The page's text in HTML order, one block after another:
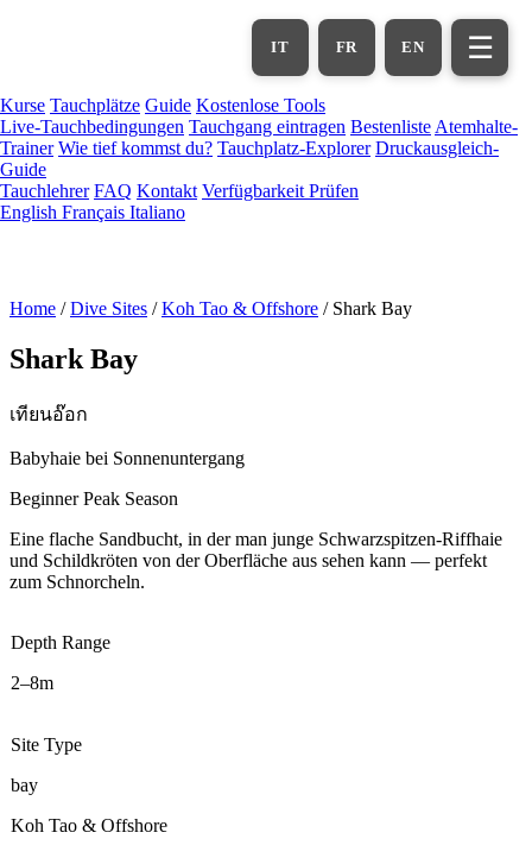
EN
FR
IT ☰
Kurse Tauchplätze Guide Kostenlose Tools
Live-Tauchbedingungen Tauchgang eintragen Bestenliste Atemhalte-
Trainer Wie tief kommst du? Tauchplatz-Explorer Druckausgleich-
Guide
Tauchlehrer FAQ Kontakt Verfügbarkeit Prüfen
English Français Italiano
Home / Dive Sites / Koh Tao & Offshore / Shark Bay
Shark Bay
เทียนอ๊อก
Babyhaie bei Sonnenuntergang
BeginnerPeak Season
Eine flache Sandbucht, in der man junge Schwarzspitzen-Riffhaie
und Schildkröten von der Oberfläche aus sehen kann — perfekt
zum Schnorcheln.
Depth Range
2–8m
Site Type
bay
Koh Tao & Offshore